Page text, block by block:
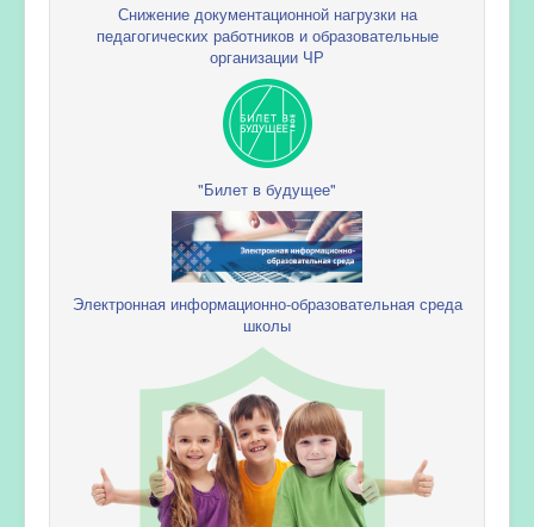
Снижение документационной нагрузки на
педагогических работников и образовательные
организации ЧР
"Билет в будущее"
Электронная информационно-образовательная среда
школы